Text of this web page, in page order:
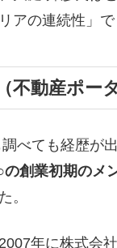
アの連続性」で
不動産ポー
べても経歴が出
創業初期のメ
。
年に株式会